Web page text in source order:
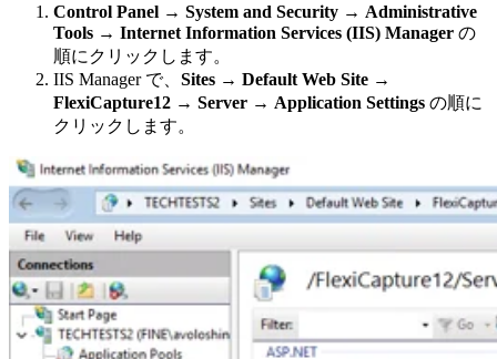
Control Panel → System and Security → Administrative
Tools → Internet Information Services (IIS) Manager の
順にクリックします。
IIS Manager で、 Sites → Default Web Site →
FlexiCapture12 → Server → Application Settings の順に
クリックします。